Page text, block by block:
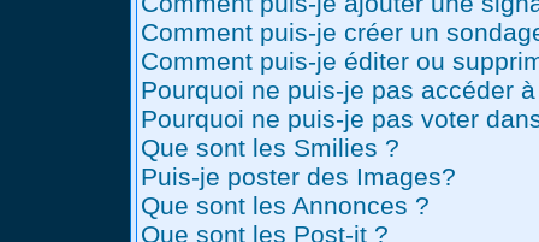
Comment puis-je créer un
Comment puis-je éditer ou
Pourquoi ne puis-je pas accéder
Pourquoi ne puis-je pas voter
Que sont les Smilies ?
Puis-je poster des Images?
Que sont les Annonces ?
Que sont les Post-it ?